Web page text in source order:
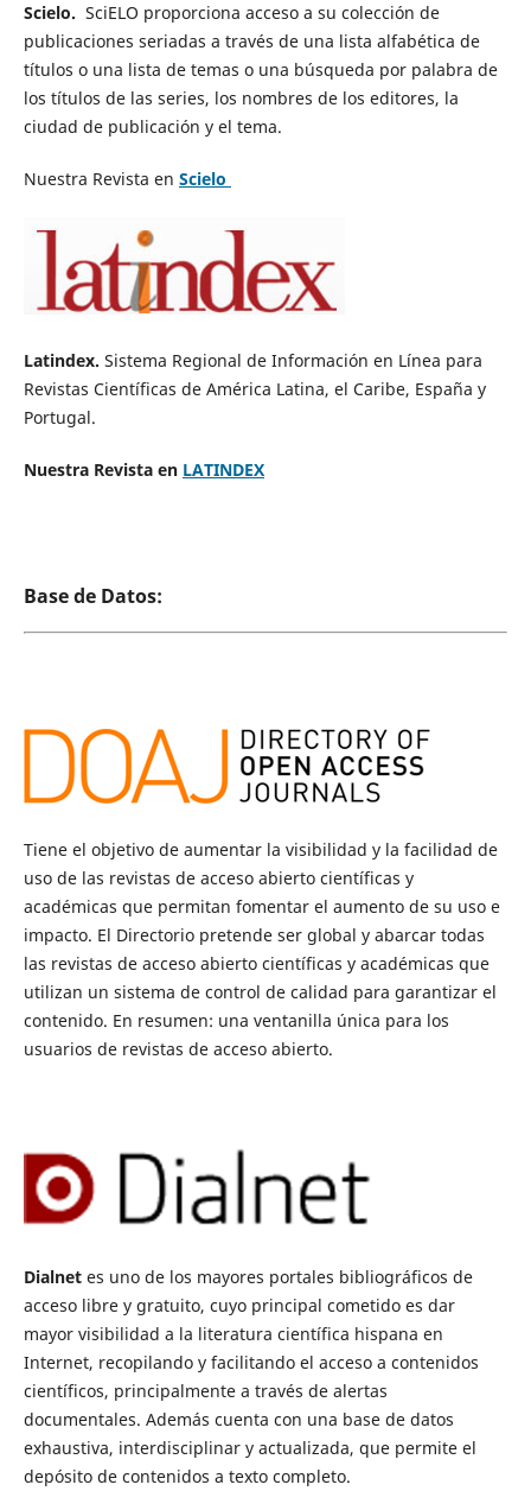
Scielo. SciELO proporciona acceso a su colección de
publicaciones seriadas a través de una lista alfabética de
títulos o una lista de temas o una búsqueda por palabra de
los títulos de las series, los nombres de los editores, la
ciudad de publicación y el tema.
Nuestra Revista en Scielo
Latindex. Sistema Regional de Información en Línea para
Revistas Científicas de América Latina, el Caribe, España y
Portugal.
Nuestra Revista en LATINDEX
Base de Datos:
Tiene el objetivo de aumentar la visibilidad y la facilidad de
uso de las revistas de acceso abierto científicas y
académicas que permitan fomentar el aumento de su uso e
impacto. El Directorio pretende ser global y abarcar todas
las revistas de acceso abierto científicas y académicas que
utilizan un sistema de control de calidad para garantizar el
contenido. En resumen: una ventanilla única para los
usuarios de revistas de acceso abierto.
Dialnetes uno de los mayores portales bibliográficos de
acceso libre y gratuito, cuyo principal cometido es dar
mayor visibilidad a la literatura científica hispana en
Internet, recopilando y facilitando el acceso a contenidos
científicos, principalmente a través de alertas
documentales. Además cuenta con una base de datos
exhaustiva, interdisciplinar y actualizada, que permite el
depósito de contenidos a texto completo.